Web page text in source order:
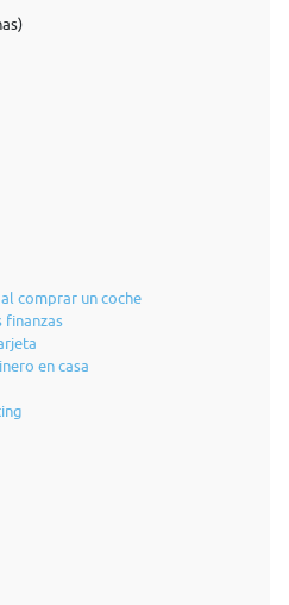
comprar un coche
finanzas
en casa